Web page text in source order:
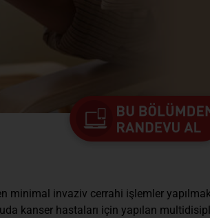
minimal invaziv cerrahi işlemler
kanser hastaları için yapılan